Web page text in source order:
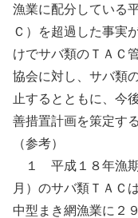
漁業に配分している
Ｃ）を超過した事実
けでサバ類のＴＡＣ
協会に対し、サバ類
止するとともに、今
善措置計画を策定す
（参考）
１ 平成１８年漁期
月）のサバ類ＴＡＣ
中型まき網漁業に２